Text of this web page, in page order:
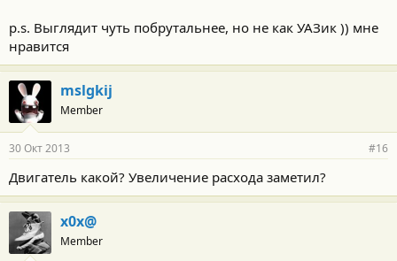
p.s. Выглядит чуть побрутальнее, но не как УАЗик )) мне
нравится
mslgkij
Member
30 Окт 2013 #16
Двигатель какой? Увеличение расхода заметил?
x0x@
Member